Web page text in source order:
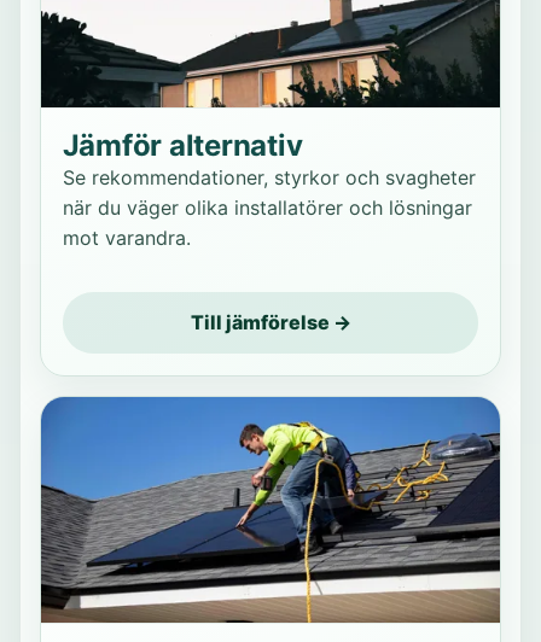
Jämför alternativ
Se rekommendationer, styrkor och svagheter
när du väger olika installatörer och lösningar
mot varandra.
Till jämförelse →